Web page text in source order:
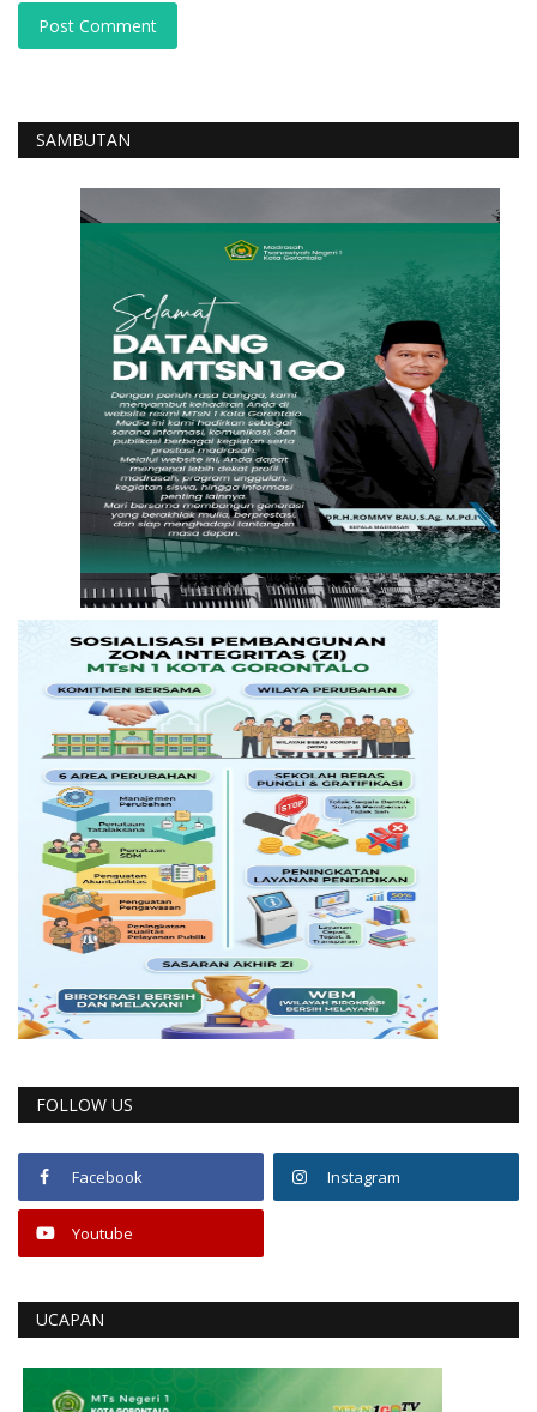
Post Comment
SAMBUTAN
FOLLOW US
Facebook Instagram
Youtube
UCAPAN